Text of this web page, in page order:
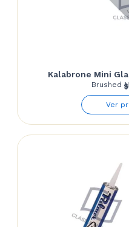
Kalabrone Mini
Brushed $
Ver